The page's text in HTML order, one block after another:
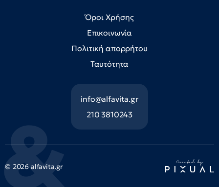
Όροι Χρήσης
Επικοινωνία
Πολιτική απορρήτου
Ταυτότητα
info@alfavita.gr
210 3810243
© 2026 alfavita.gr